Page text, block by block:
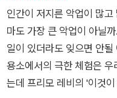
인이 철조망 안에 갇힌다.
고 통제당하는, 만인에게
는 삶에 종속된다. 이 삶은
라는 동물의 행동에서 본질
되는 것이 무엇인지를 입증
한 실험장이다. (132)-(…)
다는 것을 책들을 통해 다
말이다.그렇게 도움을 준
자매>는 제1차 세계대전이
유대인 세계의 울타리 속에
수용소로 이송되는 실화를
치닫기 시작하면서 노동력
해결책’의 시행을 늦추기
않는 여자와 아이들 그리
절멸수용소에 도착하는 대
츠라거라는 이름의 강제노
백년이 넘는 시간이 지나서
야 할 대상이기도 하다. 하
소환에 '지겹다'는 반응을
대는 이미 막을 내렸다는
그런 광기에서 벗어난 시
인간이 저지른 악업이 많
마도 가장 큰 악업이 아닐
일이 있더라도 잊으면 안
용소에서의 극한 체험은
는데 프리모 레비의 '이것